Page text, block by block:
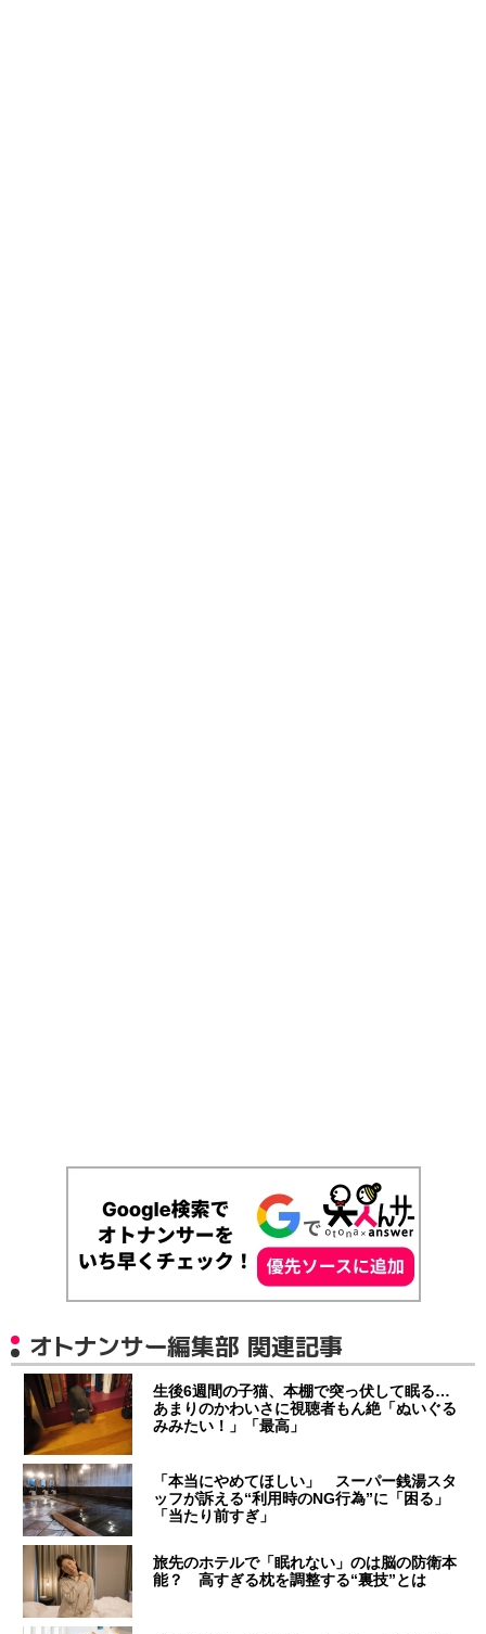
オトナンサー編集部 関連記事
生後6週間の子猫、本棚で突っ伏して眠る…
あまりのかわいさに視聴者もん絶「ぬいぐる
みみたい！」「最高」
「本当にやめてほしい」 スーパー銭湯スタ
ッフが訴える“利用時のNG行為”に「困る」
「当たり前すぎ」
旅先のホテルで「眠れない」のは脳の防衛本
能？ 高すぎる枕を調整する“裏技”とは